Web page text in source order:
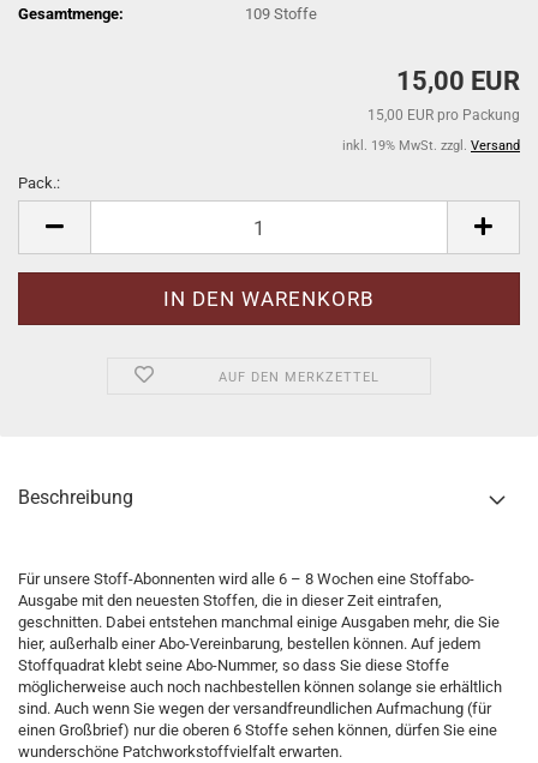
Gesamtmenge:
109 Stoffe
15,00 EUR
15,00 EUR pro Packung
inkl. 19% MwSt. zzgl. Versand
Pack.:
AUF DEN MERKZETTEL
Beschreibung
Für unsere Stoff-Abonnenten wird alle 6 – 8 Wochen eine Stoffabo-
Ausgabe mit den neuesten Stoffen, die in dieser Zeit eintrafen,
geschnitten. Dabei entstehen manchmal einige Ausgaben mehr, die Sie
hier, außerhalb einer Abo-Vereinbarung, bestellen können. Auf jedem
Stoffquadrat klebt seine Abo-Nummer, so dass Sie diese Stoffe
möglicherweise auch noch nachbestellen können solange sie erhältlich
sind. Auch wenn Sie wegen der versandfreundlichen Aufmachung (für
einen Großbrief) nur die oberen 6 Stoffe sehen können, dürfen Sie eine
wunderschöne Patchworkstoffvielfalt erwarten.